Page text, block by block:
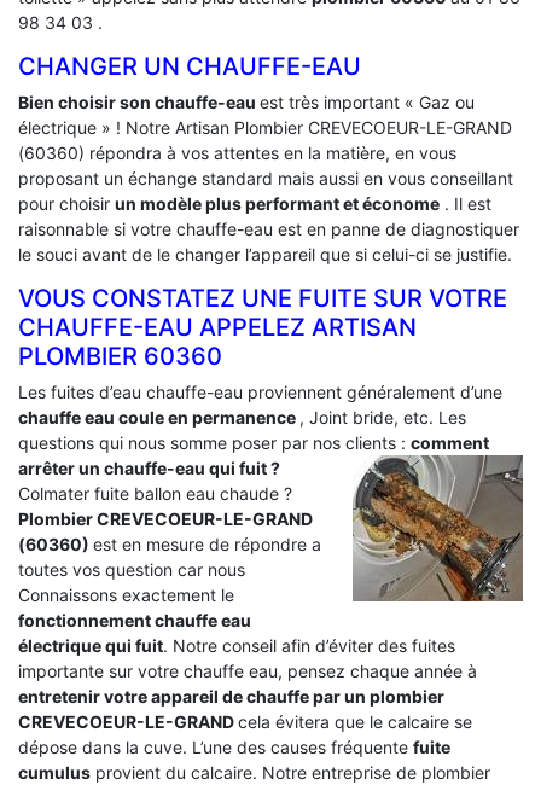
98 34 03 .
CHANGER UN CHAUFFE-EAU
Bien choisir son chauffe-eau est très important « Gaz ou
électrique » ! Notre Artisan Plombier CREVECOEUR-LE-GRAND
(60360) répondra à vos attentes en la matière, en vous
proposant un échange standard mais aussi en vous conseillant
pour choisir un modèle plus performant et économe . Il est
raisonnable si votre chauffe-eau est en panne de diagnostiquer
le souci avant de le changer l’appareil que si celui-ci se justifie.
VOUS CONSTATEZ UNE FUITE SUR VOTRE
CHAUFFE-EAU APPELEZ ARTISAN
PLOMBIER 60360
Les fuites d’eau chauffe-eau proviennent généralement d’une
chauffe eau coule en permanence , Joint bride, etc. Les
questions qui nous somme poser par nos clients : comment
arrêter un chauffe-eau qui fuit ?
Colmater fuite ballon eau chaude ?
Plombier CREVECOEUR-LE-GRAND
(60360) est en mesure de répondre a
toutes vos question car nous
Connaissons exactement le
fonctionnement chauffe eau
électrique qui fuit. Notre conseil afin d’éviter des fuites
importante sur votre chauffe eau, pensez chaque année à
entretenir votre appareil de chauffe par un plombier
CREVECOEUR-LE-GRANDcela évitera que le calcaire se
dépose dans la cuve. L’une des causes fréquente fuite
cumulus provient du calcaire. Notre entreprise de plombier